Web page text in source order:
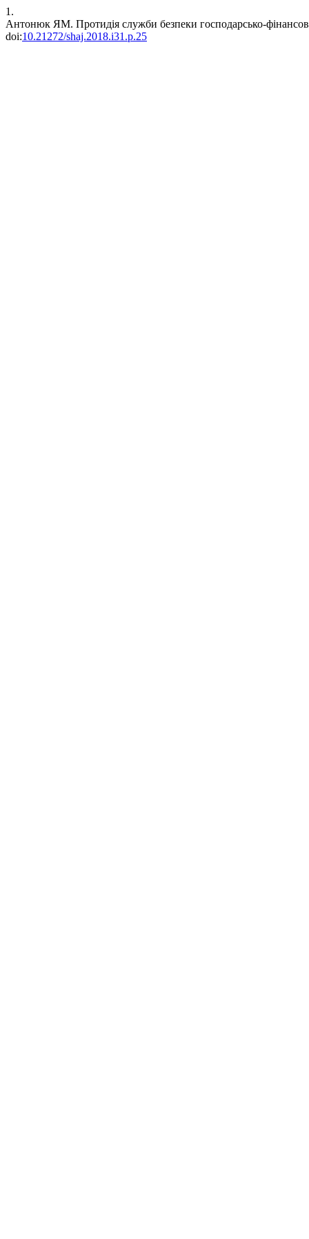
1.
Антонюк ЯМ. Протидія служби безпеки господарсько-
doi:10.21272/shaj.2018.i31.p.25